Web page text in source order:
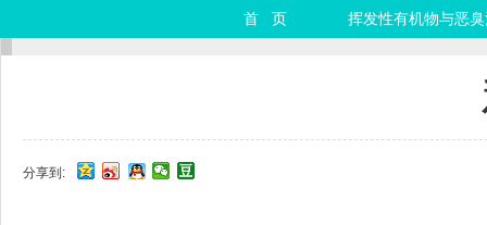
首 页 挥发性有机物与恶
分享到: